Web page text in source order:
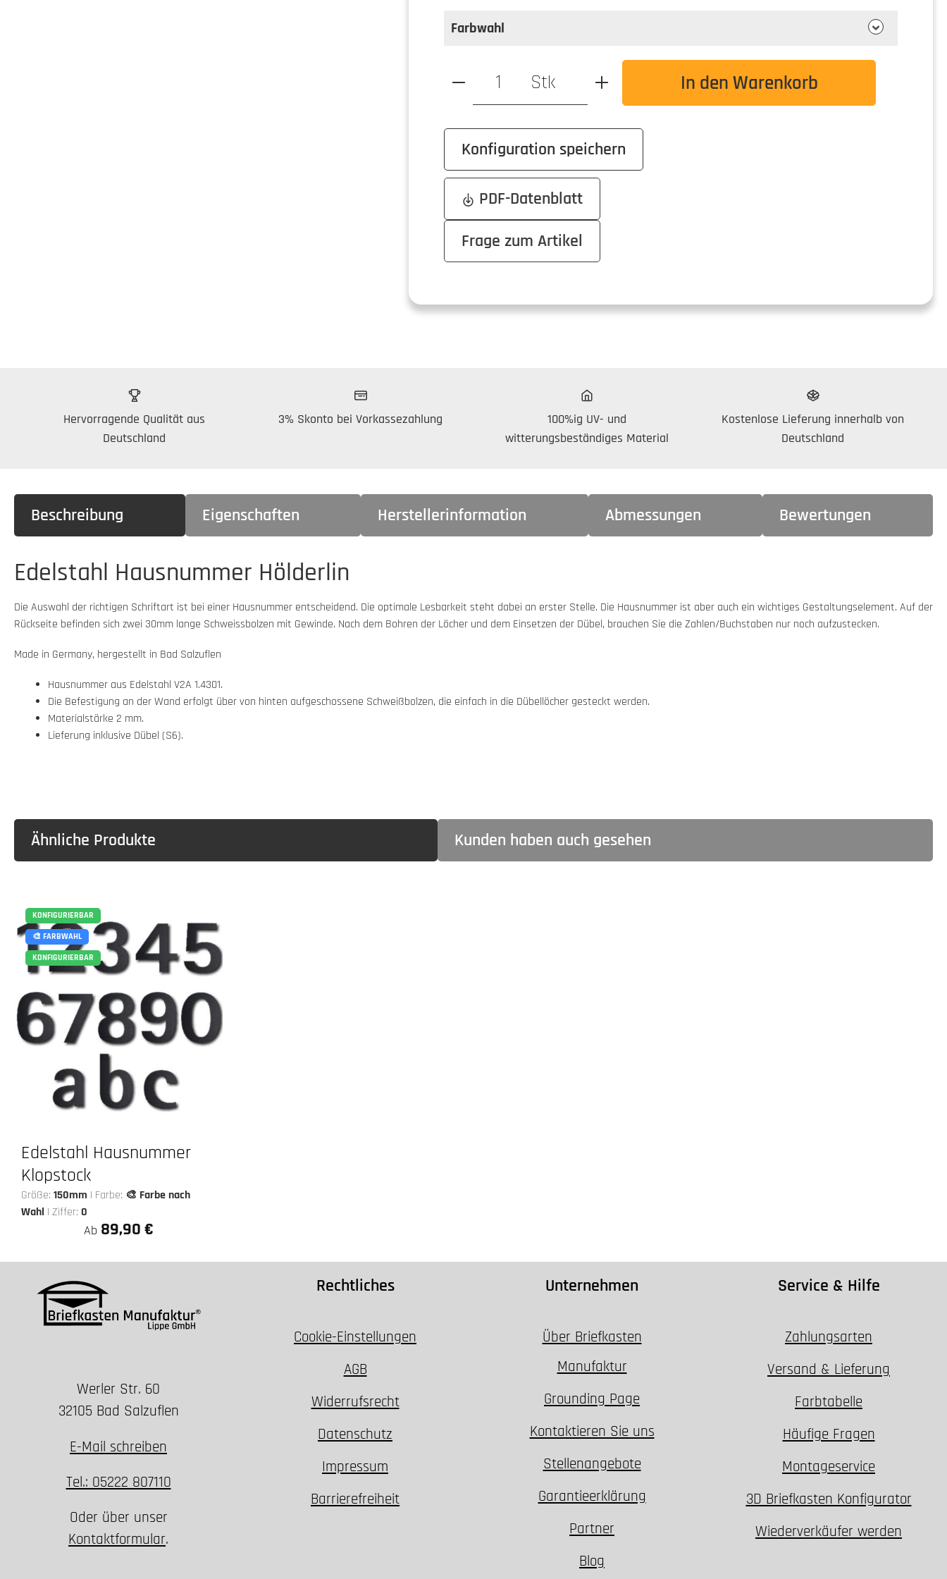
Farbwahl
Produkt Anzahl: Gib den gewünschten Wert ein oder benutze die
Stk In den Warenkorb
Konfiguration speichern
PDF-Datenblatt
Frage zum Artikel
Hervorragende Qualität aus
Deutschland
3% Skonto bei Vorkassezahlung
100%ig UV- und
witterungsbeständiges Material
Kostenlose Lieferung innerhalb von
Deutschland
Beschreibung Eigenschaften Herstellerinformation Abmessungen Bewertungen
Edelstahl Hausnummer Hölderlin
Die Auswahl der richtigen Schriftart ist bei einer Hausnummer entscheidend. Die optimale Lesbarkeit steht dabei an erster Stelle. Die Hausnummer ist aber auch ein wichtiges Gestaltungselement. Auf der
Rückseite befinden sich zwei 30mm lange Schweissbolzen mit Gewinde. Nach dem Bohren der Löcher und dem Einsetzen der Dübel, brauchen Sie die Zahlen/Buchstaben nur noch aufzustecken.
Made in Germany, hergestellt in Bad Salzuflen
Hausnummer aus Edelstahl V2A 1.4301.
Die Befestigung an der Wand erfolgt über von hinten aufgeschossene Schweißbolzen, die einfach in die Dübellöcher gesteckt werden.
Materialstärke 2 mm.
Lieferung inklusive Dübel (S6).
Ähnliche Produkte Kunden haben auch gesehen
KONFIGURIERBAR
🎨 FARBWAHL
KONFIGURIERBAR
Edelstahl Hausnummer
Klopstock
Größe:150mm | Farbe: 🎨 Farbe nach
Wahl | Ziffer:0
Ab 89,90 €
Werler Str. 60
32105 Bad Salzuflen
E-Mail schreiben
Tel.: 05222 807110
Oder über unser
Kontaktformular.
Rechtliches
Cookie-Einstellungen
AGB
Widerrufsrecht
Datenschutz
Impressum
Barrierefreiheit
Unternehmen
Über Briefkasten
Manufaktur
Grounding Page
Kontaktieren Sie uns
Stellenangebote
Garantieerklärung
Partner
Blog
Service & Hilfe
Zahlungsarten
Versand & Lieferung
Farbtabelle
Häufige Fragen
Montageservice
3D Briefkasten Konfigurator
Wiederverkäufer werden